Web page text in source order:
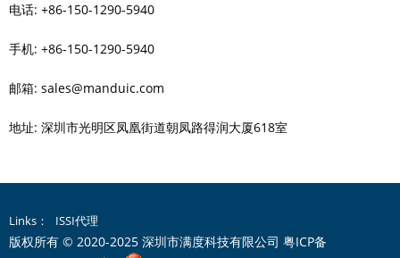
电话: +86-150-1290-5940
手机: +86-150-1290-5940
邮箱: sales@manduic.com
地址: 深圳市光明区凤凰街道朝凤路得润大厦618室
Links： ISSI代理
版权所有 © 2020-2025 深圳市满度科技有限公司 粤ICP备